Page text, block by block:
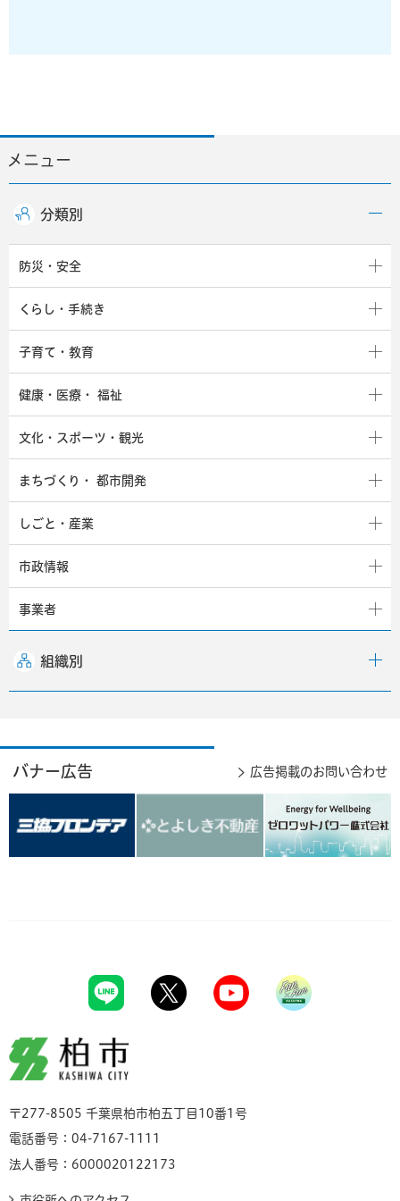
メニュー
分類別
防災・安全
くらし・手続き
子育て・教育
健康・医療・ 福祉
文化・スポーツ・観光
まちづくり・ 都市開発
しごと・産業
市政情報
事業者
組織別
バナー広告 広告掲載のお問い合わせ
柏市
〒277-8505 千葉県柏市柏五丁目10番1号
電話番号：04-7167-1111
法人番号：6000020122173